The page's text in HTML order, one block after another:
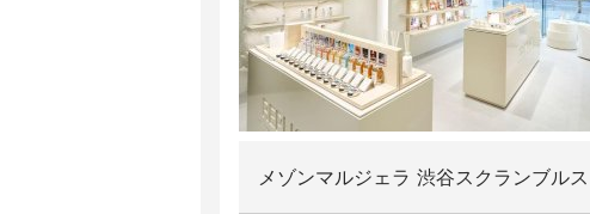
メゾンマルジェラ 渋谷スクランブル